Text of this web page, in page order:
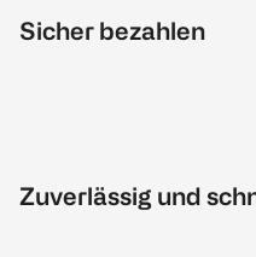
Sicher bezahlen
Zuverlässig und